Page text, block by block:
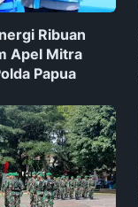
Ribuan
Apel Mitra
Papua